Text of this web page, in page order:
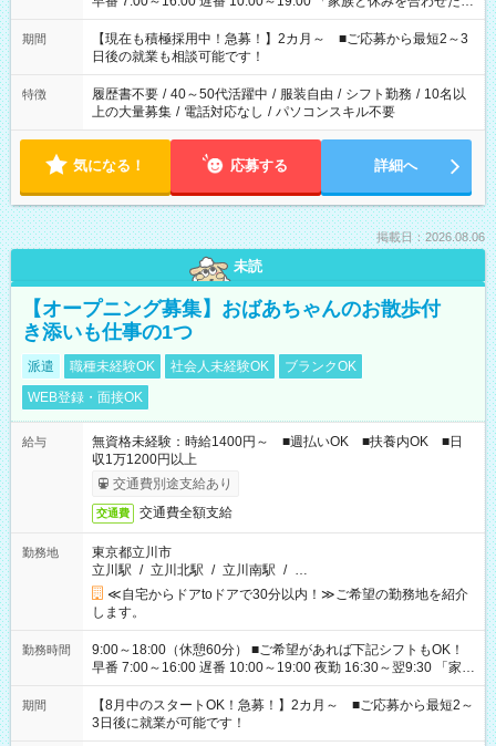
い」 「余裕を持って夕飯の準備がしたい」 「できれば残業はし
たくない」 など、ご希望を教えてくださいね。 ※Wワーク希望
の方へ 今ご覧のお仕事で希望する勤務時間と、もう1つのお仕事
の勤務時間。 合計で週40時間を超える場合は応募できません。
期間
【現在も積極採用中！急募！】2カ月～ ■ご応募から最短2～3
日後の就業も相談可能です！
特徴 履歴書不要 / 40～50代活躍中 / 服装自由 / シフト勤務 / 10名以
上の大量募集 / 電話対応なし / パソコンスキル不要
気になる！ 応募する 詳細へ
掲載日：2026.08.06
未読
【オープニング募集】おばあちゃんのお散歩付
き添いも仕事の1つ
派遣 職種未経験OK 社会人未経験OK
ブランクOK
WEB登録・面接OK
給与
無資格未経験：時給1400円～ ■週払いOK ■扶養内OK ■日
収1万1200円以上
交通費別途支給あり
交通費 交通費全額支給
勤務地
東京都立川市
立川駅 / 立川北駅 / 立川南駅 / …
≪自宅からドアtoドアで30分以内！≫ご希望の勤務地を紹介
します。
勤務時間
9:00～18:00（休憩60分） ■ご希望があれば下記シフトもOK！
早番 7:00～16:00 遅番 10:00～19:00 夜勤 16:30～翌9:30 「家族
と休みを合わせたい」 「余裕を持って夕飯の準備がしたい」
「できれば残業はしたくない」 など、ご希望を教えてください
ね。 ※Wワーク希望の方へ 今ご覧のお仕事で希望する勤務時間
と、もう1つのお仕事の勤務時間。 合計で週40時間を超える場
期間
【8月中のスタートOK！急募！】2カ月～ ■ご応募から最短2～
3日後に就業が可能です！